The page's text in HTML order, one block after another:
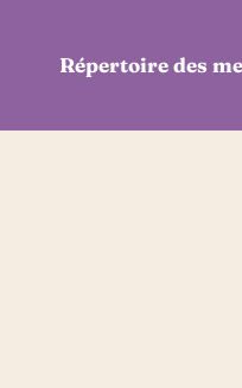
Répertoire des